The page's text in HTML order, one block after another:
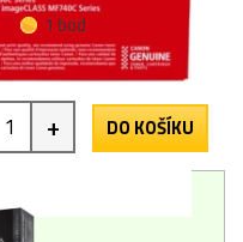
1 bod
+ DO KOŠÍKU